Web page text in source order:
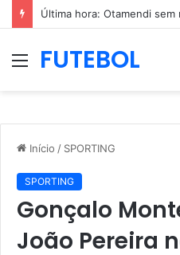
MenuFUTEBOL
Início / SPORTING
SPORTING
Gonçalo
João Pereira